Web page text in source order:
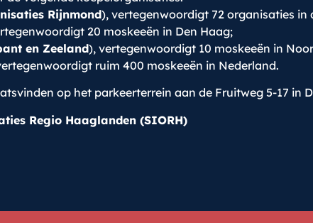
Rijnmond), vertegenwoordigt 72 organisaties
20 moskeeën in Den Haag;
en Zeeland), vertegenwoordigt 10 moskeeën in
ruim 400 moskeeën in Nederland.
op het parkeerterrein aan de Fruitweg 5-17 in
Regio Haaglanden (SIORH)